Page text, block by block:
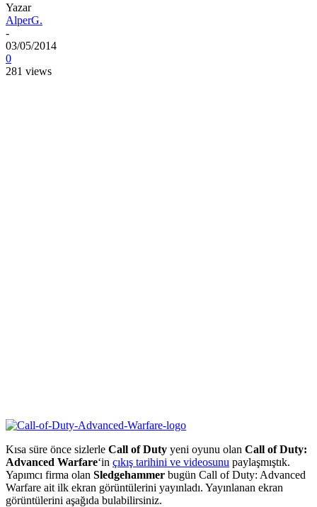
Yazar
AlperG.
-
03/05/2014
0
281 views
Kısa süre önce sizlerle Call of Duty yeni oyunu olan Call of Duty:
Advanced Warfare‘in çıkış tarihini ve videosunu paylaşmıştık.
Yapımcı firma olan Sledgehammer bugün Call of Duty: Advanced
Warfare ait ilk ekran görüntülerini yayınladı. Yayınlanan ekran
görüntülerini aşağıda bulabilirsiniz.